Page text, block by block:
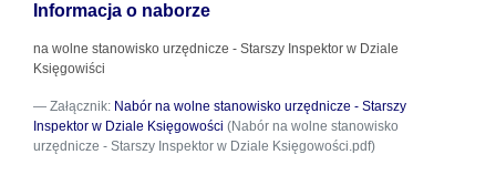
Informacja o naborze
na wolne stanowisko urzędnicze - Starszy Inspektor w Dziale
Księgowiści
Załącznik: Nabór na wolne stanowisko urzędnicze - Starszy
Inspektor w Dziale Księgowości (Nabór na wolne stanowisko
urzędnicze - Starszy Inspektor w Dziale Księgowości.pdf)